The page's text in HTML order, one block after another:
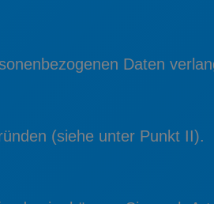
Daten
(siehe unter Punkt II).